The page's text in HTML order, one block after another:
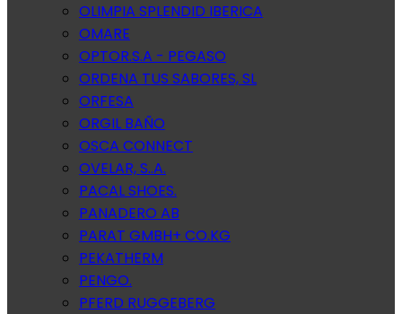
OLIMPIA SPLENDID IBERICA
OMARE
OPTOR.S.A - PEGASO
ORDENA TUS SABORES, SL
ORFESA
ORGIL BAÑO
OSCA CONNECT
OVELAR, S..A.
PACAL SHOES.
PANADERO AB
PARAT GMBH+ CO.KG
PEKATHERM
PENGO.
PFERD RUGGEBERG